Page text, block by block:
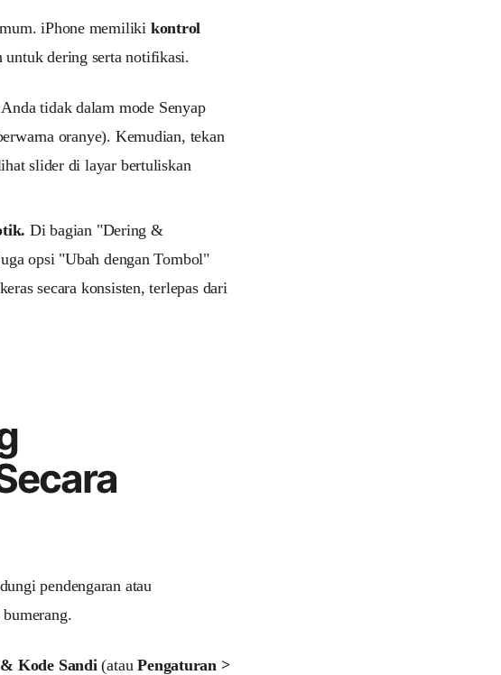
iPhone memiliki kontrol
dering serta notifikasi.
tidak dalam mode Senyap
oranye). Kemudian, tekan
slider di layar bertuliskan
Di bagian "Dering &
opsi "Ubah dengan Tombol"
secara konsisten, terlepas dari
pendengaran atau
Kode Sandi (atauPengaturan >